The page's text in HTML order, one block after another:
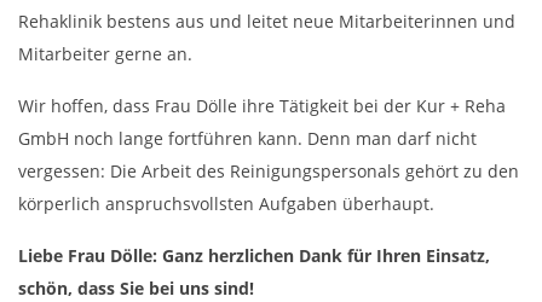
Rehaklinik bestens aus und leitet neue Mitarbeiterinnen und
Mitarbeiter gerne an.
Wir hoffen, dass Frau Dölle ihre Tätigkeit bei der Kur + Reha
GmbH noch lange fortführen kann. Denn man darf nicht
vergessen: Die Arbeit des Reinigungspersonals gehört zu den
körperlich anspruchsvollsten Aufgaben überhaupt.
Liebe Frau Dölle: Ganz herzlichen Dank für Ihren Einsatz,
schön, dass Sie bei uns sind!